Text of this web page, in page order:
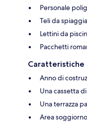
Personale
Teli da spiaggia
Lettini da
Pacchetti
Caratteristiche
Anno di
Una cassetta
Una terrazza
Area